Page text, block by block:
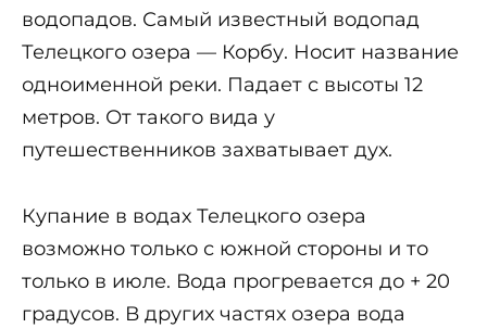
водопадов. Самый известный водопад
Телецкого озера — Корбу. Носит название
одноименной реки. Падает с высоты 12
метров. От такого вида у
путешественников захватывает дух.
Купание в водах Телецкого озера
возможно только с южной стороны и то
только в июле. Вода прогревается до + 20
градусов. В других частях озера вода